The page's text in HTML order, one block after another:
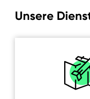
Unsere